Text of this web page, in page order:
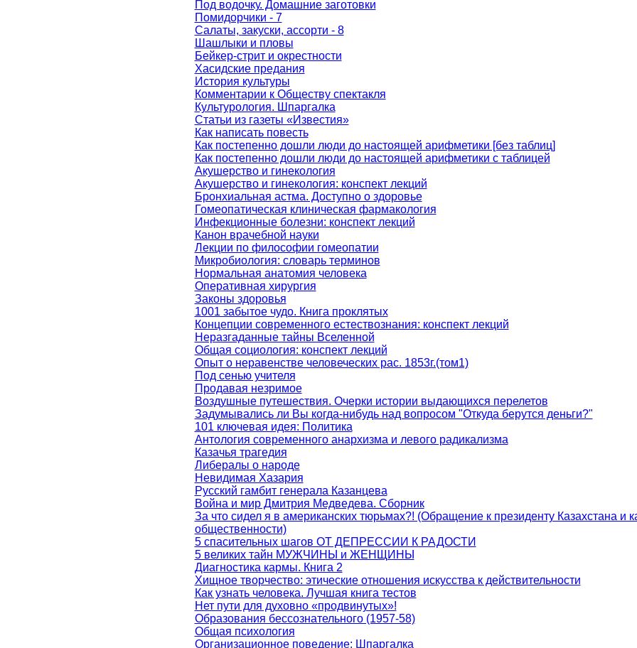
Под водочку. Домашние заготовки
Помидорчики - 7
Салаты, закуски, ассорти - 8
Шашлыки и пловы
Бейкер-стрит и окрестности
Хасидские предания
История культуры
Комментарии к Обществу спектакля
Культурология. Шпаргалка
Статьи из газеты «Известия»
Как написать повесть
Как постепенно дошли люди до настоящей арифметики [без таблиц]
Как постепенно дошли люди до настоящей арифметики с таблицей
Акушерство и гинекология
Акушерство и гинекология: конспект лекций
Бронхиальная астма. Доступно о здоровье
Гомеопатическая клиническая фармакология
Инфекционные болезни: конспект лекций
Канон врачебной науки
Лекции по философии гомеопатии
Микробиология: словарь терминов
Нормальная анатомия человека
Оперативная хирургия
Законы здоровья
1001 забытое чудо. Книга проклятых
Концепции современного естествознания: конспект лекций
Неразгаданные тайны Вселенной
Общая социология: конспект лекций
Опыт о неравенстве человеческих рас. 1853г.(том1)
Под сенью учителя
Продавая незримое
Воздушные путешествия. Очерки истории выдающихся перелетов
Задумывались ли Вы когда-нибудь над вопросом "Откуда берутся деньги?"
101 ключевая идея: Политика
Антология современного анархизма и левого радикализма
Казачья трагедия
Либералы о народе
Невидимая Хазария
Русский гамбит генерала Казанцева
Война и мир Дмитрия Медведева. Сборник
За что сидел я в американских тюрьмах?! (Обращение к президенту Казахстана и
общественности)
5 спасительных шагов ОТ ДЕПРЕССИИ К РАДОСТИ
5 великих тайн МУЖЧИНЫ и ЖЕНЩИНЫ
Диагностика кармы. Книга 2
Хищное творчество: этические отношения искусства к действительности
Как узнать человека. Лучшая книга тестов
Нет пути для духовно «продвинутых»!
Образования бессознательного (1957-58)
Общая психология
Организационное поведение: Шпаргалка